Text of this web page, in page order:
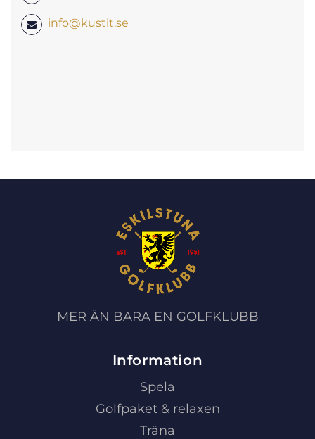
info@kustit.se
MER ÄN BARA EN GOLFKLUBB
Information
Spela
Golfpaket & relaxen
Träna